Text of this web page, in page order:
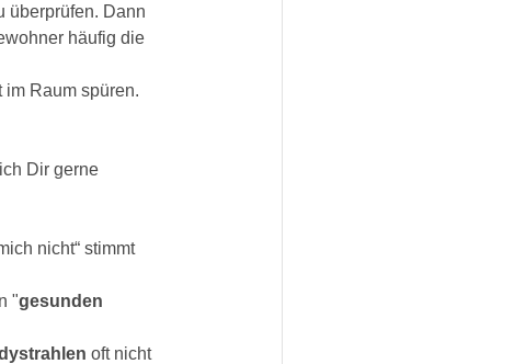
überprüfen. Dann
häufig die
Raum spüren.
Dir gerne
nicht“ stimmt
"gesunden
oft nicht